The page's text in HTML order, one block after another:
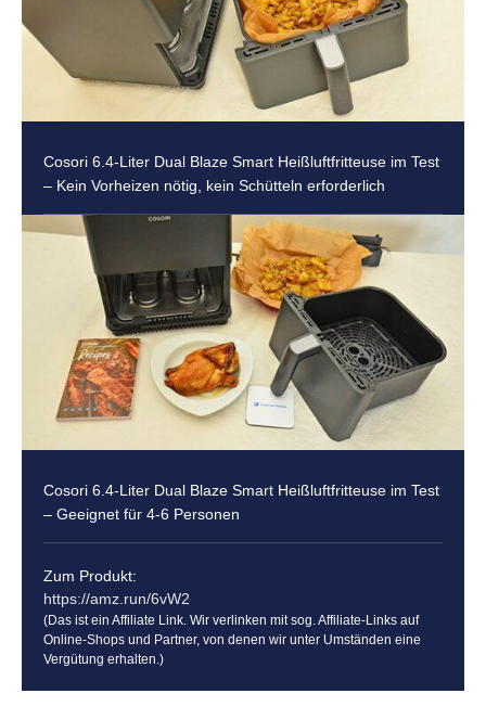
Cosori 6.4-Liter Dual Blaze Smart Heißluftfritteuse im Test
– Kein Vorheizen nötig, kein Schütteln erforderlich
Cosori 6.4-Liter Dual Blaze Smart Heißluftfritteuse im Test
– Geeignet für 4-6 Personen
Zum Produkt:
https://amz.run/6vW2
(Das ist ein Affiliate Link. Wir verlinken mit sog. Affiliate-Links auf
Online-Shops und Partner, von denen wir unter Umständen eine
Vergütung erhalten.)